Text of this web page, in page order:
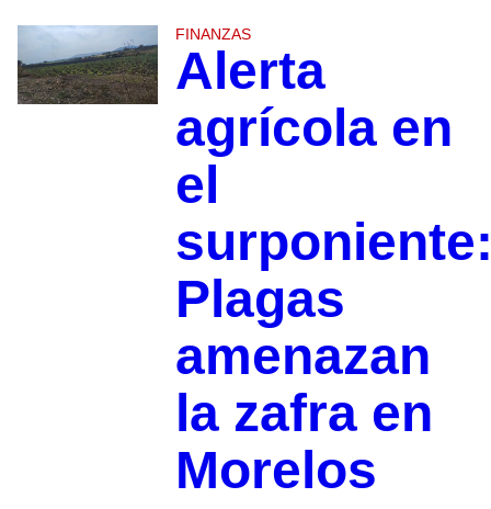
FINANZAS
Alerta
agrícola en
el
Plagas
amenazan
la zafra en
Morelos